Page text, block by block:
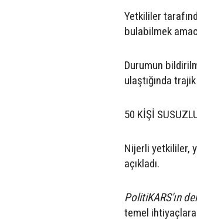
Yetkililer
bulabilmek
Durumun
ulaştığında
50 KİŞİ
Nijerli yetkililer,
açıkladı.
PolitiKARS'ın
temel